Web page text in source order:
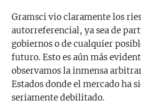
Gramsci vio claramente los
autorreferencial, ya sea de
gobiernos o de cualquier
futuro. Esto es aún más
observamos la inmensa
Estados donde el mercado ha
seriamente debilitado.